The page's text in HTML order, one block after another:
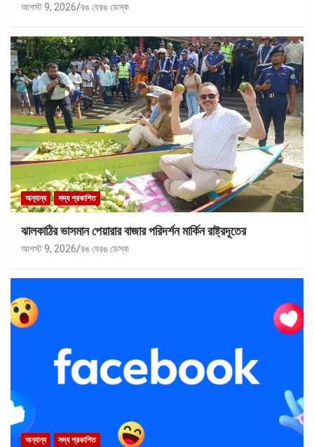
আগস্ট 9, 2026 রঙ বেরঙ ডেস্ক
অন্যান্য সদ্য প্রকাশিত
ঝালকাঠির ভাসমান পেয়ারার বাজার পরিদর্শন মার্কিন রাষ্ট্রদূতের
আগস্ট 9, 2026 রঙ বেরঙ ডেস্ক
অন্যান্য সদ্য প্রকাশিত